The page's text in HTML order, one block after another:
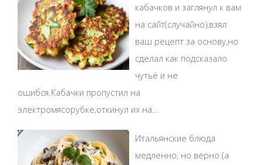
кабачков и заглянул к вам
на сайт(случайно),взял
ваш рецепт за основу,но
сделал как подсказало
чутьё и не
ошибся.Кабачки пропустил на
электромясорубке,откинул их на...
Итальянские блюда
медленно, но верно (а